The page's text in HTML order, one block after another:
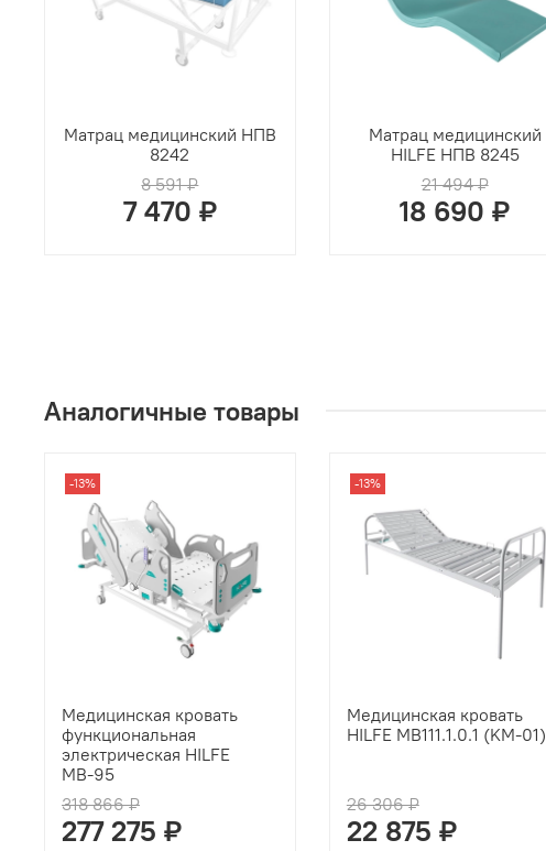
Матрац медицинский НПВ
8242
8 591 ₽
7 470 ₽
Матрац медицинский
HILFE НПВ 8245
21 494 ₽
18 690 ₽
Аналогичные товары
-13%
Медицинская кровать
функциональная
электрическая HILFE
МВ-95
318 866 ₽
277 275 ₽
-13%
Медицинская кровать
HILFE MB111.1.0.1 (KM-01)
26 306 ₽
22 875 ₽